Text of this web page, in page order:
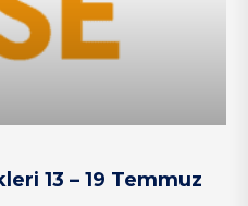
13 – 19 Temmuz